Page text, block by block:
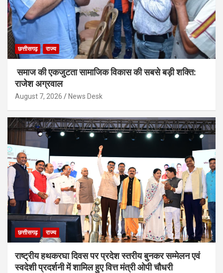
छत्तीसगढ़ राज्य
समाज की एकजुटता सामाजिक विकास की सबसे बड़ी शक्ति:
राजेश अग्रवाल
August 7, 2026 News Desk
छत्तीसगढ़ राज्य
राष्ट्रीय हथकरघा दिवस पर प्रदेश स्तरीय बुनकर सम्मेलन एवं
स्वदेशी प्रदर्शनी में शामिल हुए वित्त मंत्री ओपी चौधरी